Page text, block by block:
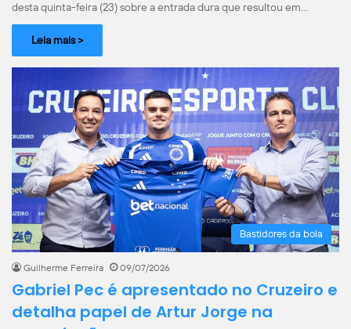
desta quinta-feira (23) sobre a entrada dura que resultou em…
Leia mais >
Bastidores da bola
Guilherme Ferreira 09/07/2026
Gabriel Pec é apresentado no Cruzeiro e
detalha papel de Artur Jorge na